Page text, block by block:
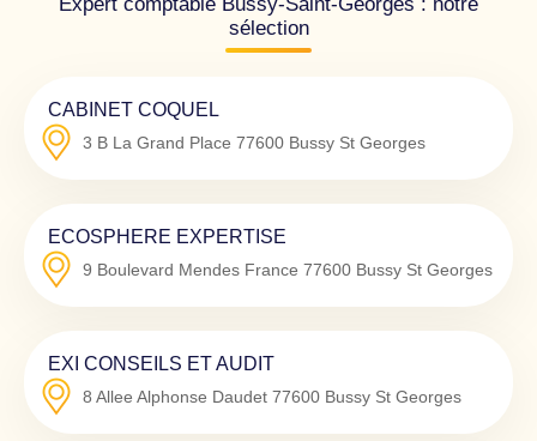
sélection
CABINET COQUEL
3 B La Grand Place 77600 Bussy St Georges
ECOSPHERE EXPERTISE
9 Boulevard Mendes France 77600 Bussy St Georges
EXI CONSEILS ET AUDIT
8 Allee Alphonse Daudet 77600 Bussy St Georges